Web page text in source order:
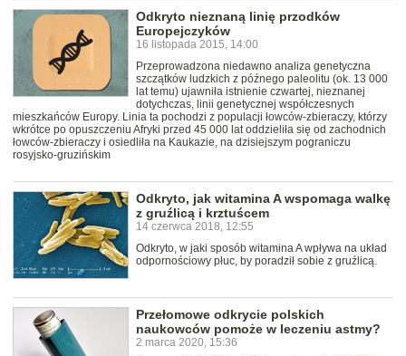
Odkryto nieznaną linię przodków
Europejczyków
16 listopada 2015, 14:00
Przeprowadzona niedawno analiza genetyczna
szczątków ludzkich z późnego paleolitu (ok. 13 000
lat temu) ujawniła istnienie czwartej, nieznanej
dotychczas, linii genetycznej współczesnych
mieszkańców Europy. Linia ta pochodzi z populacji łowców-zbieraczy, którzy
wkrótce po opuszczeniu Afryki przed 45 000 lat oddzieliła się od zachodnich
łowców-zbieraczy i osiedliła na Kaukazie, na dzisiejszym pograniczu
rosyjsko-gruzińskim
Odkryto, jak witamina A wspomaga walkę
z gruźlicą i krztuścem
14 czerwca 2018, 12:55
Odkryto, w jaki sposób witamina A wpływa na układ
odpornościowy płuc, by poradził sobie z gruźlicą.
Przełomowe odkrycie polskich
naukowców pomoże w leczeniu astmy?
2 marca 2020, 15:36